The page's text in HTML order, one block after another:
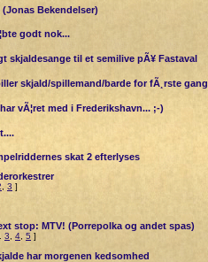
Bekendelser)
godt nok...
skjaldesange til et semilive pÃ¥ Fastaval
skjald/spillemand/barde for fÃ¸rste
vÃ¦ret med i Frederikshavn... ;-)
skat 2 efterlyses
3 ]
stop: MTV! (Porrepolka og andet spas)
3 4 5 ]
har morgenen kedsomhed